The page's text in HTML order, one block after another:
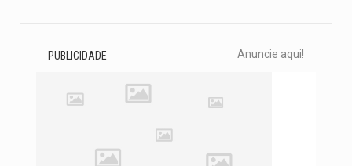
PUBLICIDADE Anuncie aqui!